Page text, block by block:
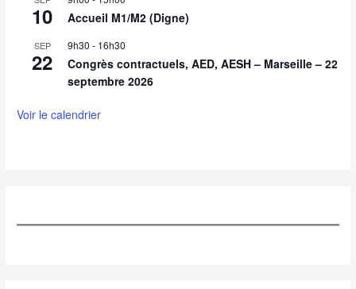
10 Accueil M1/M2 (Digne)
SEP
22
9h30 - 16h30
Congrès contractuels, AED, AESH – Marseille – 22
septembre 2026
Voir le calendrier